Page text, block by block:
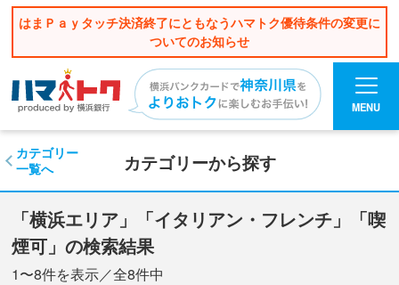
はまＰａｙタッチ決済終了にともなうハマトク優待条件の変更に
ついてのお知らせ
MENU
カテゴリーから探す
カテゴリー
一覧へ
「横浜エリア」「イタリアン・フレンチ」「喫
煙可」の検索結果
1〜8件を表示／全8件中